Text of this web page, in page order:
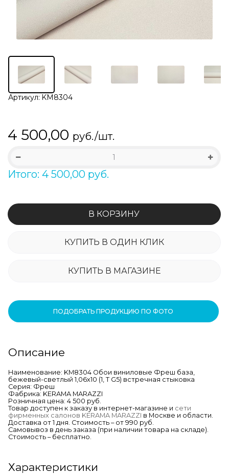
Артикул: KM8304
4 500,00 руб./шт.
Итого: 4 500,00 руб.
В КОРЗИНУ
КУПИТЬ В ОДИН КЛИК
КУПИТЬ В МАГАЗИНЕ
ПОДОБРАТЬ ПРОДУКЦИЮ ПО ФОТО
Описание
Наименование: KM8304 Обои виниловые Фреш база,
бежевый-светлый 1,06х10 (1, Т G5) встречная стыковка
Серия: Фреш
Фабрика: KERAMA MARAZZI
Розничная цена: 4 500 руб.
Товар доступен к заказу в интернет-магазине и сети
фирменных салонов KERAMA MARAZZI в Москве и области.
Доставка от 1 дня. Стоимость – от 990 руб.
Самовывоз в день заказа (при наличии товара на складе).
Стоимость – бесплатно.
Характеристики